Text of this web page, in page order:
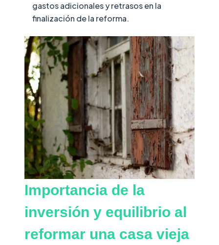
gastos adicionales y retrasos en la
finalización de la reforma.
Importancia de la
inversión y equilibrio al
reformar una casa vieja